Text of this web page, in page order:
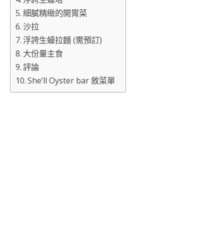
細膩精緻的開胃菜
沙拉
浮誇生蠔拉麵 (需預訂)
大份量主食
評論
She’ll Oyster bar 敘菜單